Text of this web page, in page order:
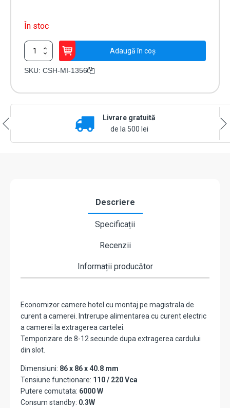
În stoc
Cantitate
Economizor
Mifare
Adaugă în coș
SKU: CSH-MI-1356
Livrare gratuită
de la 500 lei
Descriere
Specificații
Recenzii
Informații producător
Economizor camere hotel cu montaj pe magistrala de
curent a camerei. Intrerupe alimentarea cu curent electric
a camerei la extragerea cartelei.
Temporizare de 8-12 secunde dupa extragerea cardului
din slot.
Dimensiuni: 86 x 86 x 40.8 mm
Tensiune functionare: 110 / 220 Vca
Putere comutata: 6000 W
Consum standby: 0.3W